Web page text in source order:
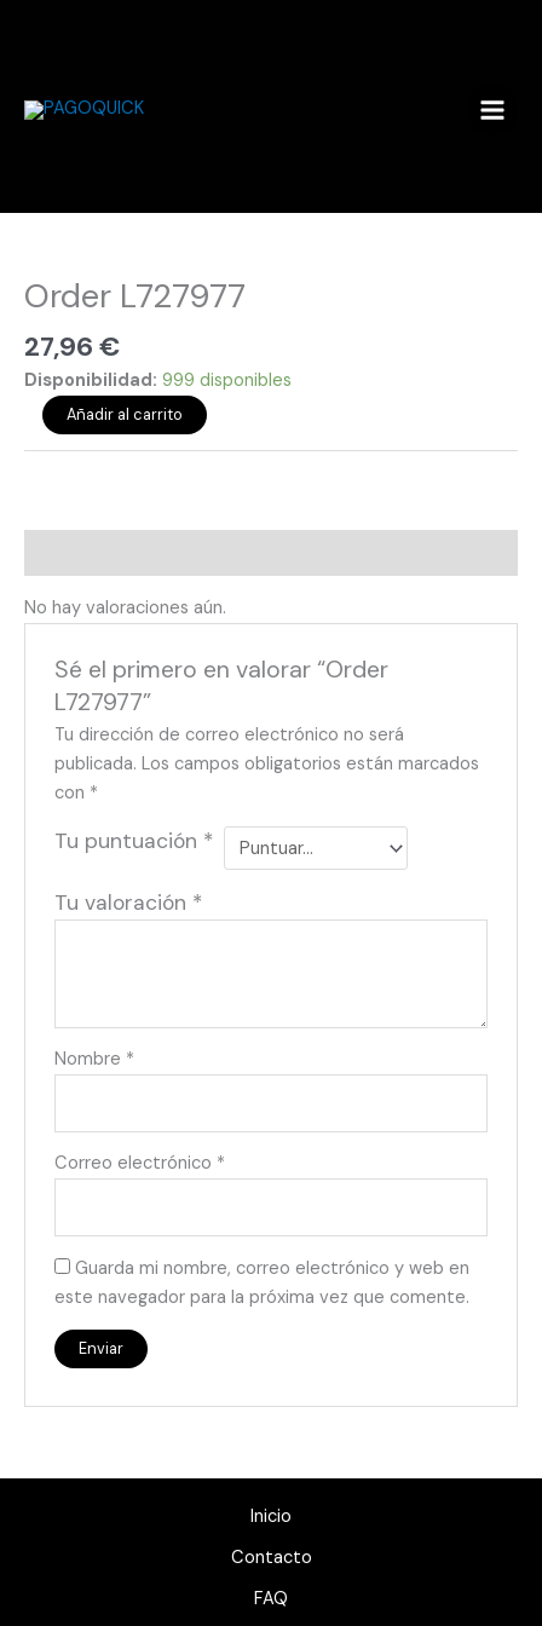
Order L727977
27,96 €
Disponibilidad: 999 disponibles
cantidad
Añadir al carrito
No hay valoraciones aún.
Sé el primero en valorar “Order
L727977”
Tu dirección de correo electrónico no será
publicada. Los campos obligatorios están marcados
con *
Tu puntuación *
Tu valoración *
Nombre *
Correo electrónico *
Guarda mi nombre, correo electrónico y web en
este navegador para la próxima vez que comente.
Inicio
Contacto
FAQ